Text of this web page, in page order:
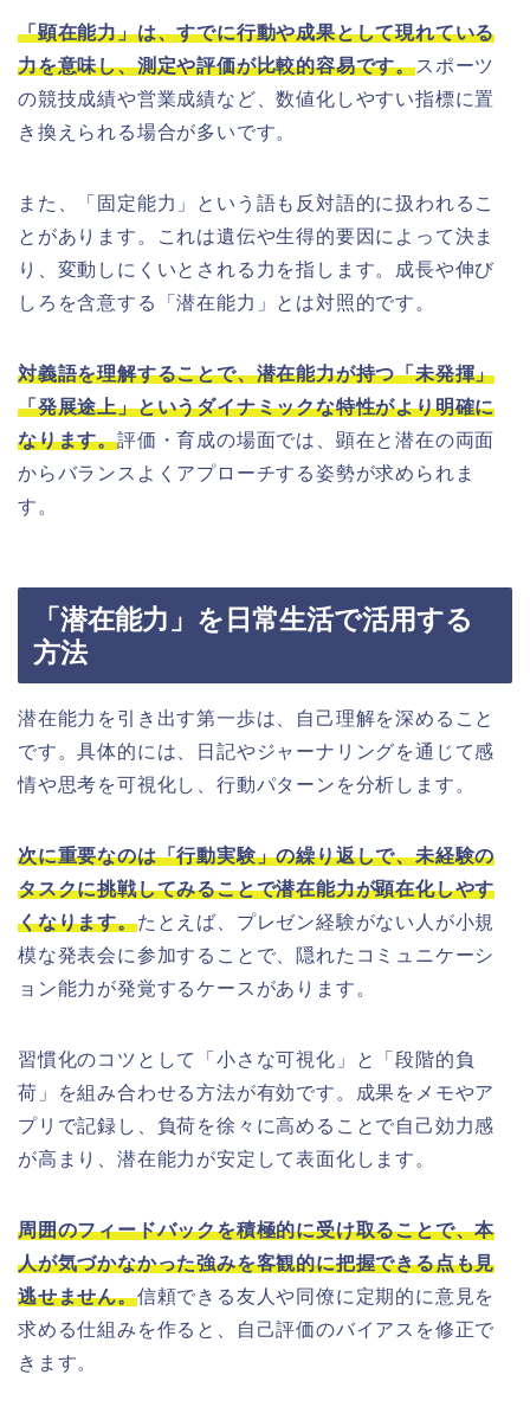
「顕在能力」は、すでに行動や成果として現れている
力を意味し、測定や評価が比較的容易です。スポーツ
の競技成績や営業成績など、数値化しやすい指標に置
き換えられる場合が多いです。
また、「固定能力」という語も反対語的に扱われるこ
とがあります。これは遺伝や生得的要因によって決ま
り、変動しにくいとされる力を指します。成長や伸び
しろを含意する「潜在能力」とは対照的です。
対義語を理解することで、潜在能力が持つ「未発揮」
「発展途上」というダイナミックな特性がより明確に
なります。評価・育成の場面では、顕在と潜在の両面
からバランスよくアプローチする姿勢が求められま
す。
「潜在能力」を日常生活で活用する
方法
潜在能力を引き出す第一歩は、自己理解を深めること
です。具体的には、日記やジャーナリングを通じて感
情や思考を可視化し、行動パターンを分析します。
次に重要なのは「行動実験」の繰り返しで、未経験の
タスクに挑戦してみることで潜在能力が顕在化しやす
くなります。たとえば、プレゼン経験がない人が小規
模な発表会に参加することで、隠れたコミュニケーシ
ョン能力が発覚するケースがあります。
習慣化のコツとして「小さな可視化」と「段階的負
荷」を組み合わせる方法が有効です。成果をメモやア
プリで記録し、負荷を徐々に高めることで自己効力感
が高まり、潜在能力が安定して表面化します。
周囲のフィードバックを積極的に受け取ることで、本
人が気づかなかった強みを客観的に把握できる点も見
逃せません。信頼できる友人や同僚に定期的に意見を
求める仕組みを作ると、自己評価のバイアスを修正で
きます。